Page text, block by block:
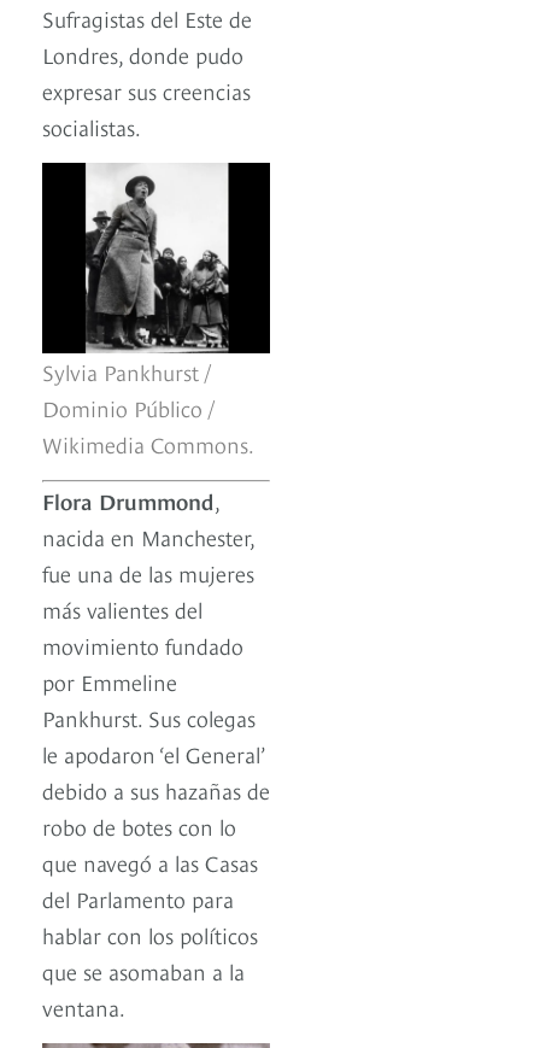
Sufragistas del Este de
Londres, donde pudo
expresar sus creencias
socialistas.
Sylvia Pankhurst /
Dominio Público /
Wikimedia Commons.
Flora Drummond
nacida en Manchester,
fue una de las mujeres
más valientes del
movimiento fundado
por Emmeline
Pankhurst. Sus colegas
le apodaron ‘el General’
debido a sus hazañas de
robo de botes con lo
que navegó a las Casas
del Parlamento para
hablar con los políticos
que se asomaban a la
ventana.